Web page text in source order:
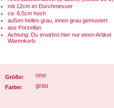
mit 12cm im Durchmesser
ca. 6,5cm hoch
außen helles grau, innen grau gemustert
aus Porzellan
Achtung: Du erwirbst hier nur einen
Warenkorb.
Größe: one
Farbe: grau